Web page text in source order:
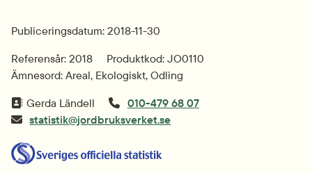
Publiceringsdatum: 2018-11-30
Referensår: 2018
Produktkod: JO0110
Ämnesord: Areal, Ekologiskt, Odling
Gerda Ländell
010-479 68 07
statistik@jordbruksverket.se